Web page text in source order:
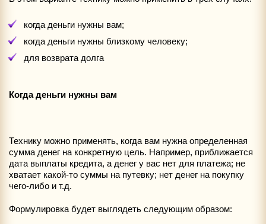
когда деньги нужны вам;
когда деньги нужны близкому человеку;
для возврата долга
Когда деньги нужны вам
Технику можно применять, когда вам нужна определенная
сумма денег на конкретную цель. Например, приближается
дата выплаты кредита, а денег у вас нет для платежа; не
хватает какой-то суммы на путевку; нет денег на покупку
чего-либо и т.д.
Формулировка будет выглядеть следующим образом: